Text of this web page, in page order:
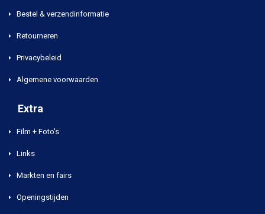
Bestel & verzendinformatie
Retourneren
Privacybeleid
Algemene voorwaarden
Extra
Film + Foto's
Links
Markten en fairs
Openingstijden